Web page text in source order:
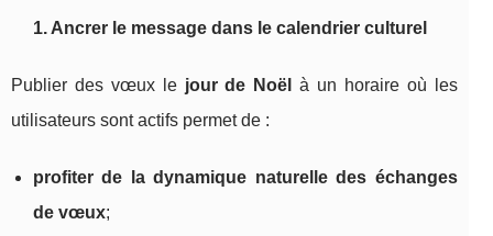
1. Ancrer le message dans le calendrier culturel
Publier des vœux le jour de Noël
à un horaire où les
utilisateurs sont actifs permet de :
profiter de la dynamique naturelle des échanges
de vœux;